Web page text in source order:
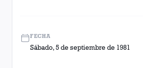
FECHA
Sábado, 5 de septiembre de 1981